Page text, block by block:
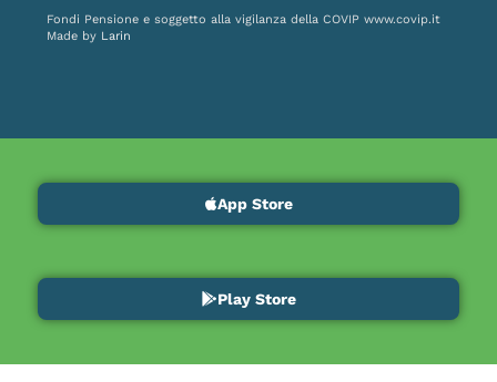
Fondi Pensione e soggetto alla vigilanza della COVIP www.covip.it
Made by Larin
App Store
Play Store